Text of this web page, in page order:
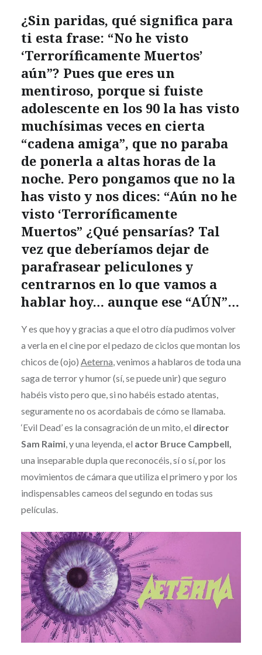
¿Sin paridas, qué significa para
ti esta frase: “No he visto
‘Terroríficamente Muertos’
aún”? Pues que eres un
mentiroso, porque si fuiste
adolescente en los 90 la has visto
muchísimas veces en cierta
“cadena amiga”, que no paraba
de ponerla a altas horas de la
noche. Pero pongamos que no la
has visto y nos dices: “Aún no he
visto ‘Terroríficamente
Muertos” ¿Qué pensarías? Tal
vez que deberíamos dejar de
parafrasear peliculones y
centrarnos en lo que vamos a
hablar hoy… aunque ese “AÚN”…
Y es que hoy y gracias a que el otro día pudimos volver
a verla en el cine por el pedazo de ciclos que montan los
chicos de (ojo) Aeterna, venimos a hablaros de toda una
saga de terror y humor (sí, se puede unir) que seguro
habéis visto pero que, si no habéis estado atentas,
seguramente no os acordabais de cómo se llamaba.
‘Evil Dead’ es la consagración de un mito, el director
Sam Raimi, y una leyenda, el actor Bruce Campbell,
una inseparable dupla que reconocéis, sí o sí, por los
movimientos de cámara que utiliza el primero y por los
indispensables cameos del segundo en todas sus
películas.